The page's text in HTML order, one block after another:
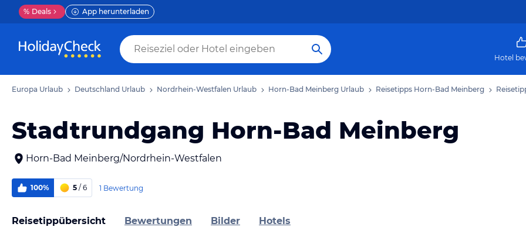
% Deals App herunterladen
Hotel
Europa Urlaub Deutschland Urlaub Nordrhein-Westfalen Urlaub Horn-Bad Meinberg Urlaub Reisetipps Horn-Bad Meinberg
Stadtrundgang Horn-Bad Meinberg
Horn-Bad Meinberg/Nordrhein-Westfalen
100% 5 / 6 1 Bewertung
Reisetippübersicht Bewertungen Bilder Hotels